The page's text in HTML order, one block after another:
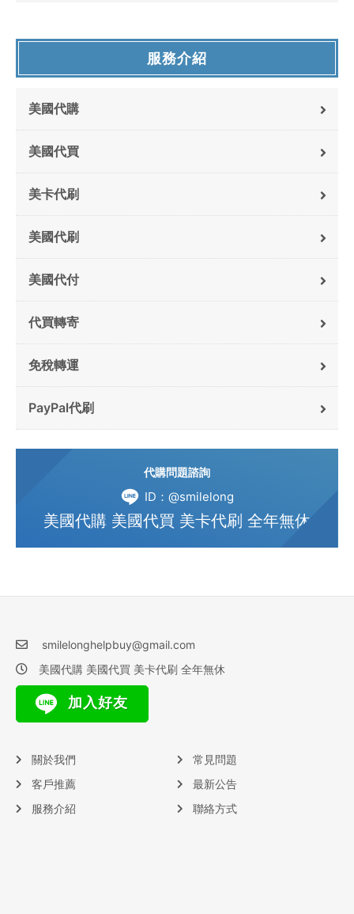
服務介紹
美國代購
美國代買
美卡代刷
美國代刷
美國代付
代買轉寄
免稅轉運
PayPal代刷
代購問題諮詢
ID：@smilelong
美國代購 美國代買 美卡代刷 全年無休
smilelonghelpbuy@gmail.com
美國代購 美國代買 美卡代刷 全年無休
加入好友
關於我們
客戶推薦
服務介紹
常見問題
最新公告
聯絡方式